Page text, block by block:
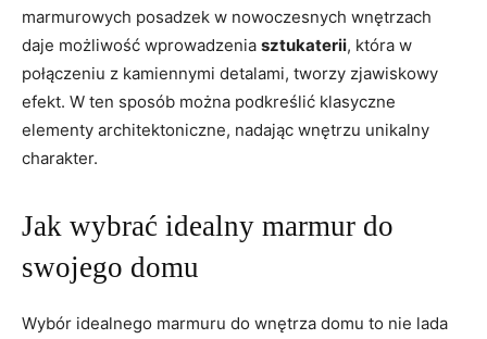
marmurowych posadzek w nowoczesnych wnętrzach
daje możliwość wprowadzenia sztukaterii, która w
połączeniu z kamiennymi detalami, tworzy zjawiskowy
efekt. W ten sposób można podkreślić klasyczne
elementy architektoniczne, nadając wnętrzu unikalny
charakter.
Jak wybrać idealny marmur do
swojego domu
Wybór idealnego marmuru do wnętrza domu to nie lada